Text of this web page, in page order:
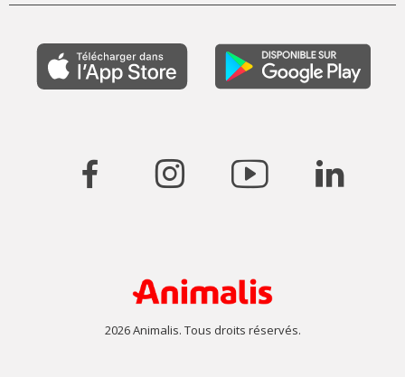
2026 Animalis. Tous droits réservés.